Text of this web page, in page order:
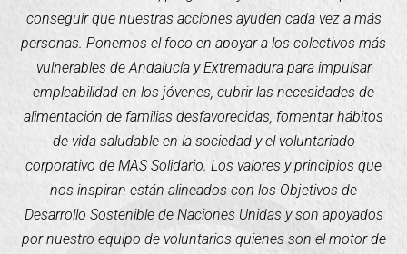
conseguir que nuestras acciones ayuden cada vez a más
personas. Ponemos el foco en apoyar a los colectivos más
vulnerables de Andalucía y Extremadura para impulsar
empleabilidad en los jóvenes, cubrir las necesidades de
alimentación de familias desfavorecidas, fomentar hábitos
de vida saludable en la sociedad y el voluntariado
corporativo de MAS Solidario. Los valores y principios que
nos inspiran están alineados con los Objetivos de
Desarrollo Sostenible de Naciones Unidas y son apoyados
por nuestro equipo de voluntarios quienes son el motor de